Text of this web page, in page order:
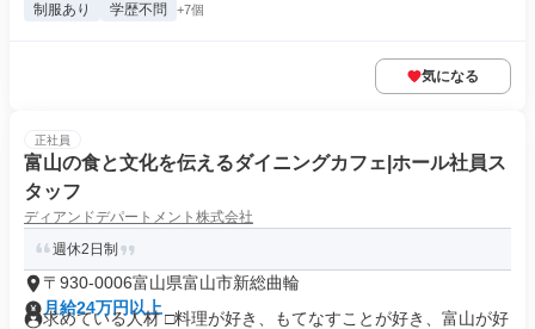
制服あり 学歴不問 +7個
気になる
正社員
富山の食と文化を伝えるダイニングカフェ|ホール社員ス
タッフ
ディアンドデパートメント株式会社
週休2日制
〒930-0006富山県富山市新総曲輪
月給24万円以上
求めている人材 □料理が好き、もてなすことが好き、富山が好